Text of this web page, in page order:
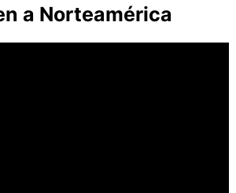
a Norteamérica